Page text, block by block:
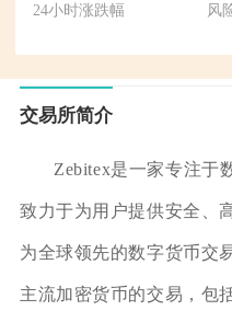
24小时涨跌幅
风
交易所简介
Zebitex是一家专注于
致力于为用户提供安全、
为全球领先的数字货币交
主流加密货币的交易，包